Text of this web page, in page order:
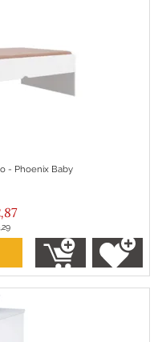
- Phoenix Baby